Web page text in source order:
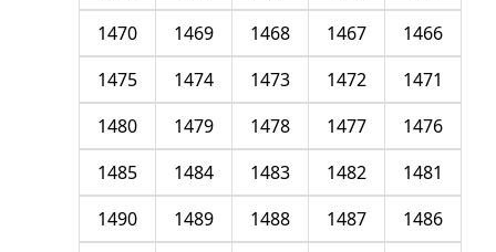
1466
1467
1468
1469
1470
1471
1472
1473
1474
1475
1476
1477
1478
1479
1480
1481
1482
1483
1484
1485
1486
1487
1488
1489
1490